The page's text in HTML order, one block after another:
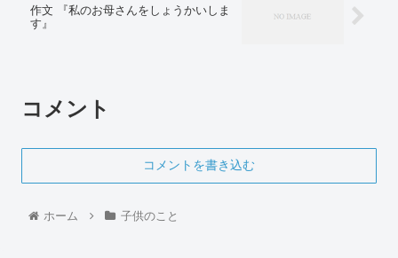
作文 『私のお母さんをしょうかいしま
す』
コメント
コメントを書き込む
ホーム 子供のこと